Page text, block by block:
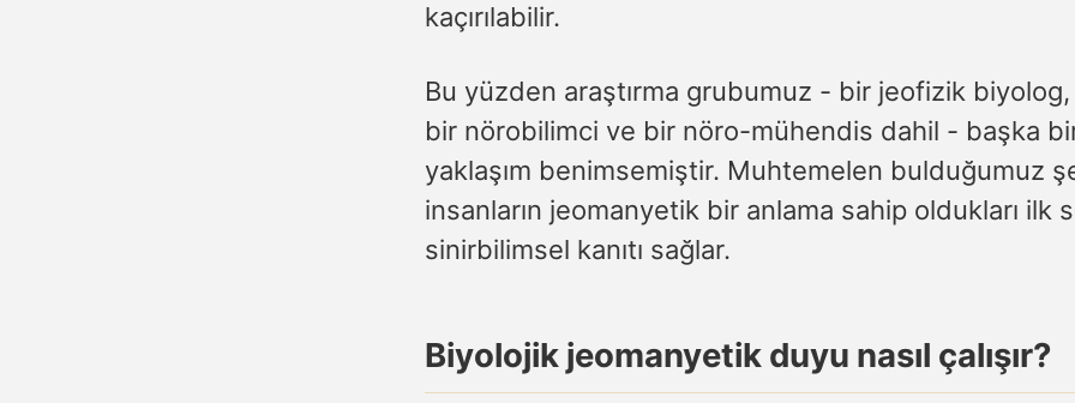
kaçırılabilir.
Bu yüzden araştırma grubumuz - bir jeofizik
bir nörobilimci ve bir nöro-mühendis dahil - başka
yaklaşım benimsemiştir. Muhtemelen bulduğumuz
insanların jeomanyetik bir anlama sahip oldukları ilk
sinirbilimsel kanıtı sağlar.
Biyolojik jeomanyetik duyu nasıl çalışır?